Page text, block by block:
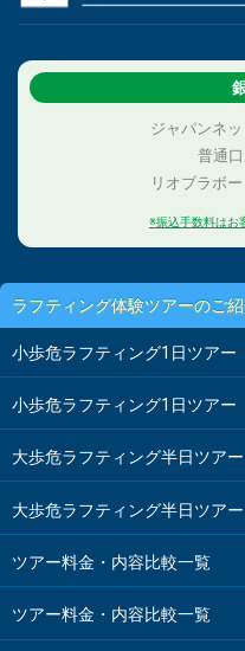
ジャパンネ
普通
リオブラボ
※振込手数料はお
ラフティング体験ツアーのご
小歩危ラフティング1日ツアー
小歩危ラフティング1日ツアー
大歩危ラフティング半日ツアー
大歩危ラフティング半日ツアー
ツアー料金・内容比較一覧
ツアー料金・内容比較一覧